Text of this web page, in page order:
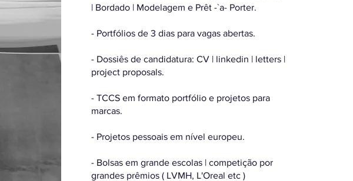
| Bordado | Modelagem e Prêt -`a- Porter.
- Portfólios de 3 dias para vagas abertas.
- Dossiês de candidatura: CV | linkedin | letters |
project proposals.
- TCCS em formato portfólio e projetos para
marcas.
- Projetos pessoais em nível europeu.
- Bolsas em grande escolas | competição por
grandes prêmios ( LVMH, L'Oreal etc )